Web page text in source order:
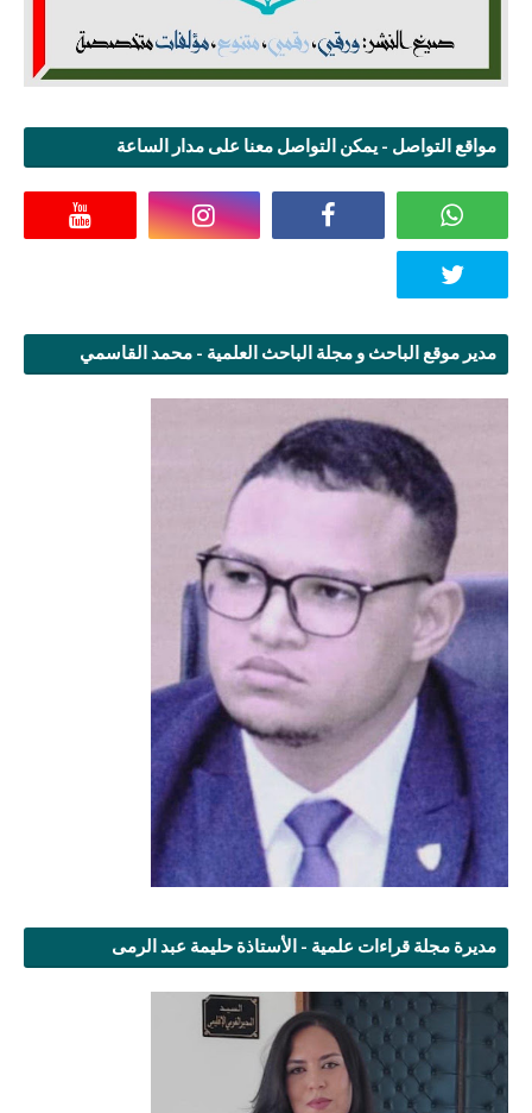
مواقع التواصل - يمكن التواصل معنا على مدار الساعة
مدير موقع الباحث و مجلة الباحث العلمية - محمد القاسمي
مديرة مجلة قراءات علمية - الأستاذة حليمة عبد الرمى